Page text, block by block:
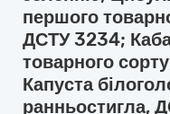
першого
ДСТУ 3234;
товарного
Капуста
ранньостигла,